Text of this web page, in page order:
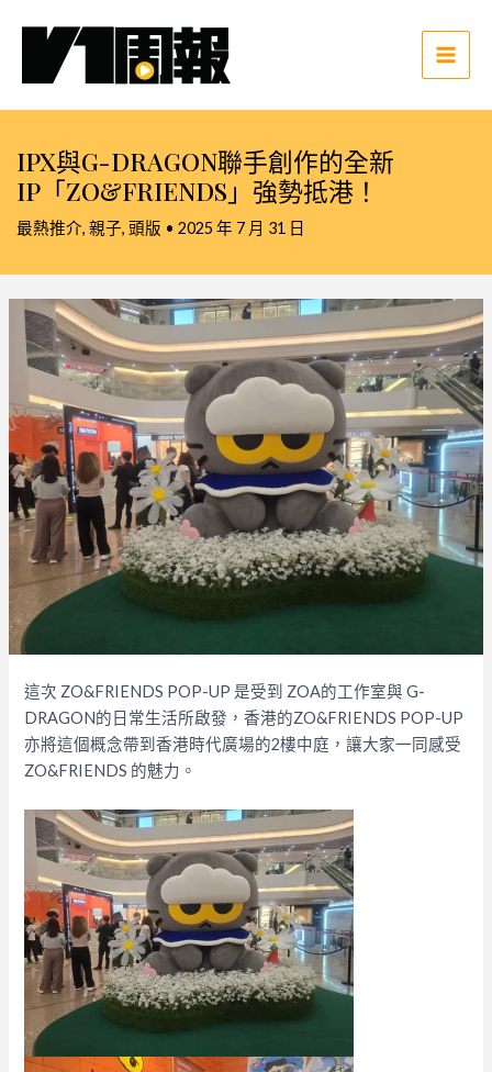
Main
IPX與G-DRAGON聯手創作的全新
IP「ZO&FRIENDS」強勢抵港！
最熱推介, 親子, 頭版 • 2025 年 7 月 31 日
這次 ZO&FRIENDS POP-UP 是受到 ZOA的工作室與 G-
DRAGON的日常生活所啟發，香港的ZO&FRIENDS POP-UP
亦將這個概念帶到香港時代廣場的2樓中庭，讓大家一同感受
ZO&FRIENDS 的魅力。